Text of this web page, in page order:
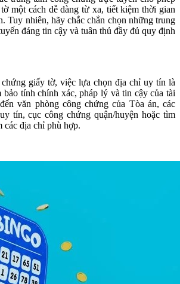
một cách dễ dàng từ xa, tiết kiệm thời gian
Tuy nhiên, hãy chắc chắn chọn những trung
đáng tin cậy và tuân thủ đầy đủ quy định
giấy tờ, việc lựa chọn địa chỉ uy tín là
bảo tính chính xác, pháp lý và tin cậy của tài
văn phòng công chứng của Tòa án, các
tín, cục công chứng quận/huyện hoặc tìm
các địa chỉ phù hợp.